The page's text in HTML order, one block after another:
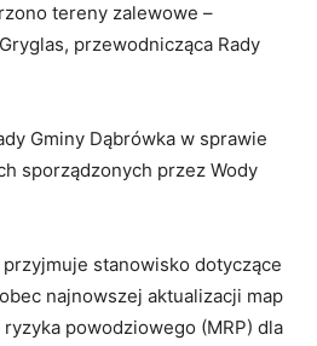
tereny zalewowe –
przewodnicząca Rady
Gminy Dąbrówka w sprawie
sporządzonych przez Wody
przyjmuje stanowisko dotyczące
najnowszej aktualizacji map
powodziowego (MRP) dla